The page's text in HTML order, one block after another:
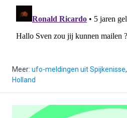
Meer: ufo-meldingen uit Spijkenisse,
Holland